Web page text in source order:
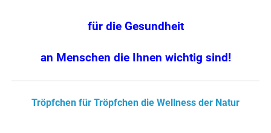
für die Gesundheit
an Menschen die Ihnen wichtig sind!
Tröpfchen für Tröpfchen die Wellness der Natur